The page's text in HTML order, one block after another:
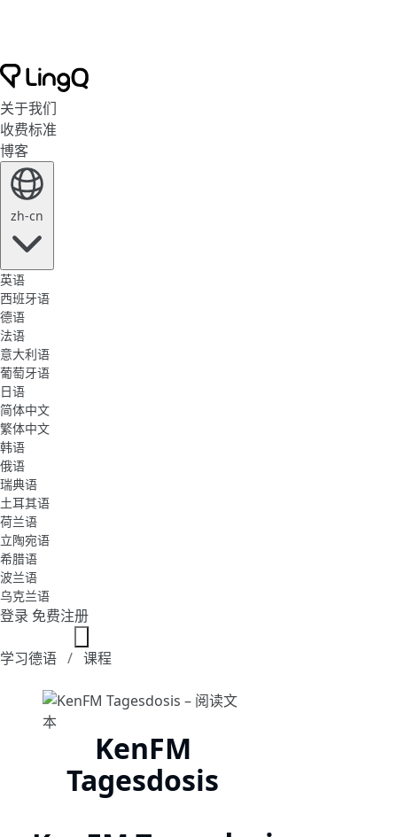
关于我们
收费标准
博客
zh-cn
英语
西班牙语
德语
法语
意大利语
葡萄牙语
日语
简体中文
繁体中文
韩语
俄语
瑞典语
土耳其语
荷兰语
立陶宛语
希腊语
波兰语
乌克兰语
登录 免费注册
学习德语 课程
KenFM
Tagesdosis